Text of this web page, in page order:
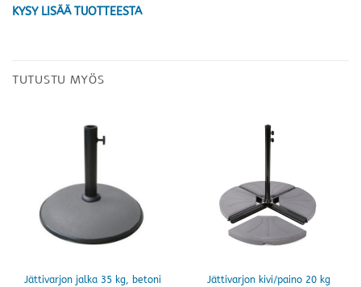
KYSY LISÄÄ TUOTTEESTA
TUTUSTU MYÖS
Jättivarjon jalka 35 kg, betoni
Jättivarjon kivi/paino 20 kg